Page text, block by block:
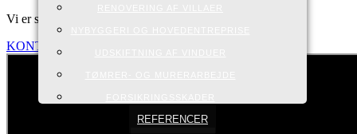
REFERENCER
Vi er specialister i renovering, nybyggeri og tagrenovering.
KONTAKT OS